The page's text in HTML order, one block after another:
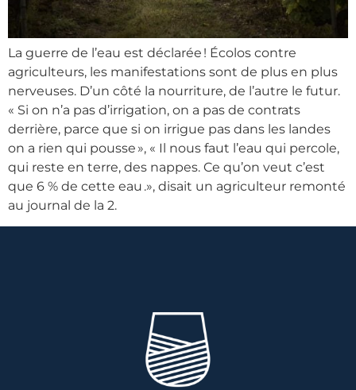
La guerre de l’eau est déclarée ! Écolos contre
agriculteurs, les manifestations sont de plus en plus
nerveuses. D’un côté la nourriture, de l’autre le futur.
« Si on n’a pas d’irrigation, on a pas de contrats
derrière, parce que si on irrigue pas dans les landes
on a rien qui pousse », « Il nous faut l’eau qui percole,
qui reste en terre, des nappes. Ce qu’on veut c’est
que 6 % de cette eau .», disait un agriculteur remonté
au journal de la 2.